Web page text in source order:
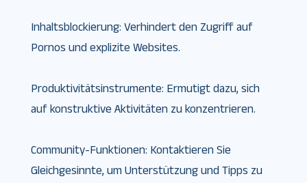
Inhaltsblockierung: Verhindert den Zugriff auf
Pornos und explizite Websites.
Produktivitätsinstrumente: Ermutigt dazu, sich
auf konstruktive Aktivitäten zu konzentrieren.
Community-Funktionen: Kontaktieren Sie
Gleichgesinnte, um Unterstützung und Tipps zu